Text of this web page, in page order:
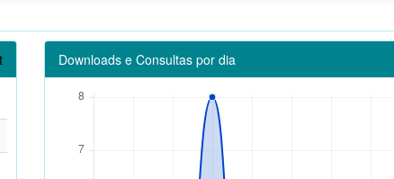
Downloads e Consultas por dia